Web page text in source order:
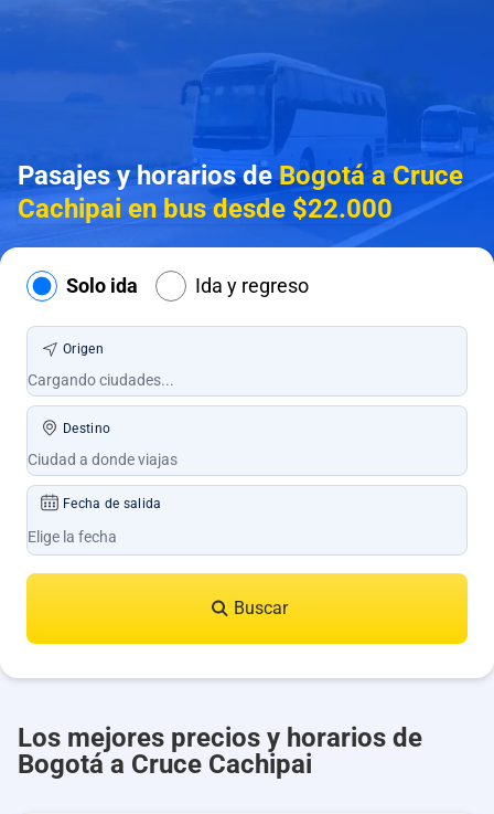
Pasajes y horarios deBogotá a Cruce
Cachipai en bus desde $22.000
Solo ida Ida y regreso
Origen
Destino
Fecha de salida
Buscar
Los mejores precios y horarios de
Bogotá a Cruce Cachipai